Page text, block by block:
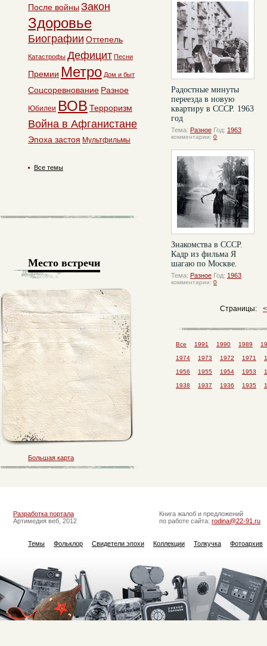
Радостные минуты
переезда в новую
квартиру в СССР. 1963
год
Тема: Разное Год: 1963
комментарии: 0
Знакомства в СССР.
Кадр из фильма Я
шагаю по Москве.
Тема: Разное Год: 1963
комментарии: 0
Страницы:
Все 1991 1990 1989
1974 1973 1972 1971
1956 1955 1954 1953
1938 1937 1936 1935
После войны Закон
Здоровье
Биографии Оттепель
Катастрофы Дефицит Песни
Премии Метро Дом и быт
Соцсоревнование Разное
Юбилеи ВОВ Терроризм
Война в Афганистане
Эпоха застоя Мультфильмы
Все темы
Место встречи
Большая карта
Разработка портала
Артимедия веб, 2012
Книга жалоб и предложений
по работе сайта: rodina@22-91.ru
Темы Фольклор Свидетели эпохи Коллекции Толкучка Фотоархив